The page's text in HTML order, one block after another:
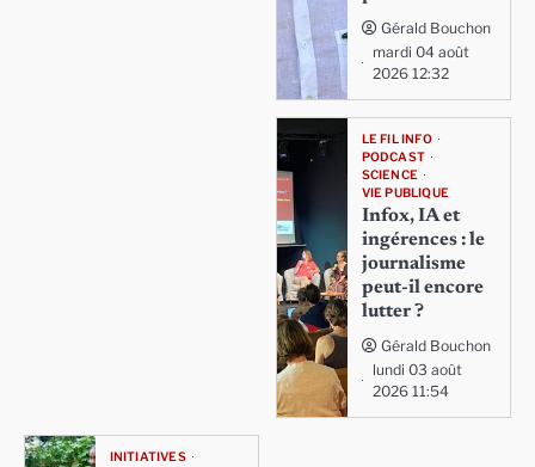
Gérald Bouchon
mardi 04 août
2026 12:32
LE FIL INFO
PODCAST
SCIENCE
VIE PUBLIQUE
Infox, IA et
ingérences : le
journalisme
peut-il encore
lutter ?
Gérald Bouchon
lundi 03 août
2026 11:54
INITIATIVES